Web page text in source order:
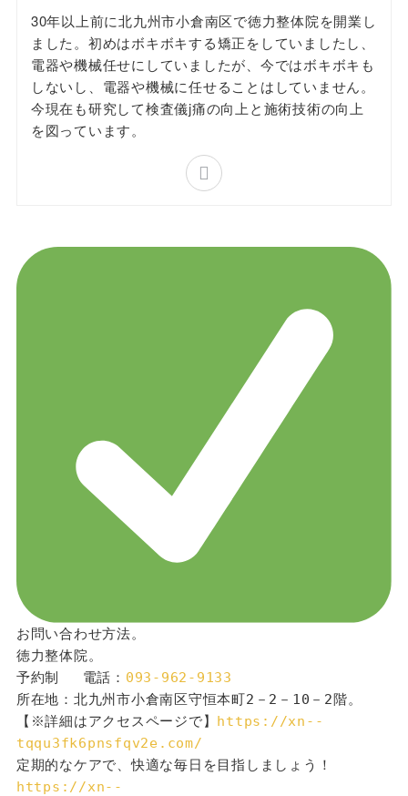
30年以上前に北九州市小倉南区で徳力整体院を開業し
ました。初めはボキボキする矯正をしていましたし、
電器や機械任せにしていましたが、今ではボキボキも
しないし、電器や機械に任せることはしていません。
今現在も研究して検査儀j痛の向上と施術技術の向上
を図っています。
お問い合わせ方法。
徳力整体院。
予約制 　電話： 093-962-9133
所在地：北九州市小倉南区守恒本町2－2－10－2階。
【※詳細はアクセスページで】 https://xn--
tqqu3fk6pnsfqv2e.com/
定期的なケアで、快適な毎日を目指しましょう！
https://xn--